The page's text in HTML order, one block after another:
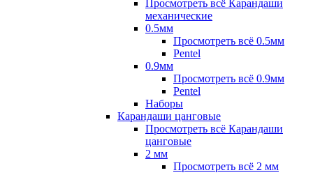
Просмотреть всё Карандаши
механические
0.5мм
Просмотреть всё 0.5мм
Pentel
0.9мм
Просмотреть всё 0.9мм
Pentel
Наборы
Карандаши цанговые
Просмотреть всё Карандаши
цанговые
2 мм
Просмотреть всё 2 мм